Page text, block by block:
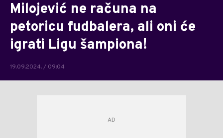
Milojević ne računa na
petoricu fudbalera, ali oni će
igrati Ligu šampiona!
19.09.2024. / 09:04